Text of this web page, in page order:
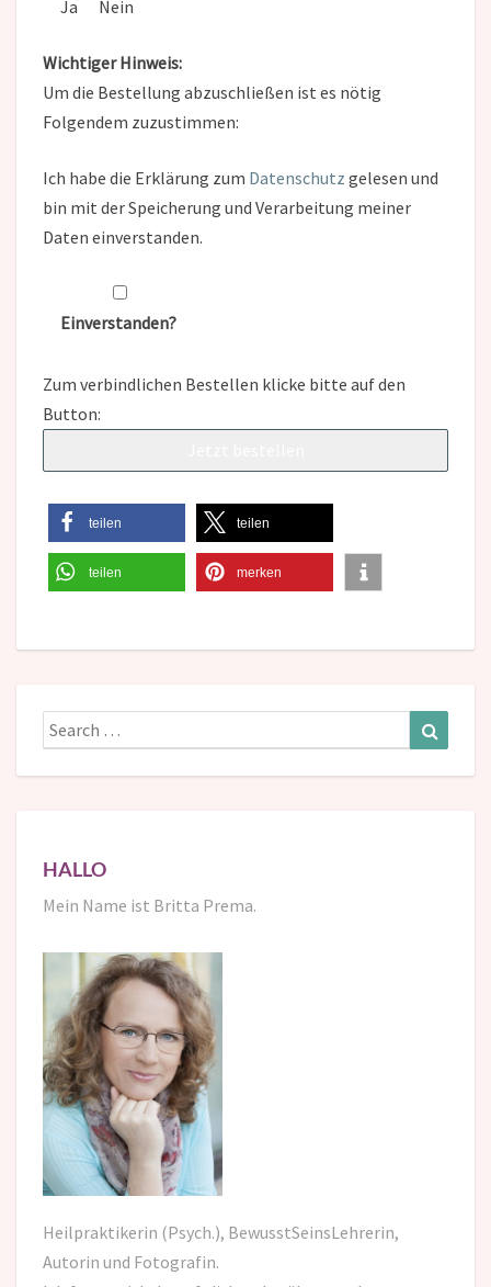
Ja Nein
Wichtiger Hinweis:
Um die Bestellung abzuschließen ist es nötig
Folgendem zuzustimmen:
Ich habe die Erklärung zum Datenschutz gelesen und
bin mit der Speicherung und Verarbeitung meiner
Daten einverstanden.
Einverstanden?
Zum verbindlichen Bestellen klicke bitte auf den
Button:
teilen teilen
teilen merken
Search
for:
HALLO
Mein Name ist Britta Prema.
Heilpraktikerin (Psych.), BewusstSeinsLehrerin,
Autorin und Fotografin.